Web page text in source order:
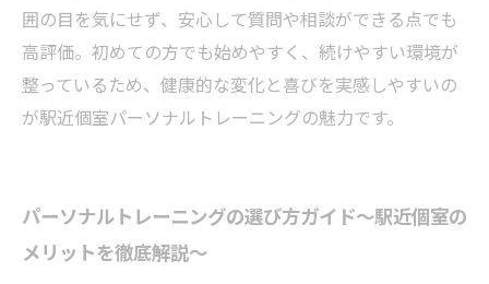
囲の目を気にせず、安心して質問や相談ができる点でも
高評価。初めての方でも始めやすく、続けやすい環境が
整っているため、健康的な変化と喜びを実感しやすいの
が駅近個室パーソナルトレーニングの魅力です。
パーソナルトレーニングの選び方ガイド〜駅近個室の
メリットを徹底解説〜